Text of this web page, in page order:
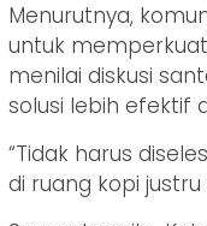
Menurutnya,
untuk
menilai diskusi
solusi lebih efektif
“Tidak harus
di ruang kopi